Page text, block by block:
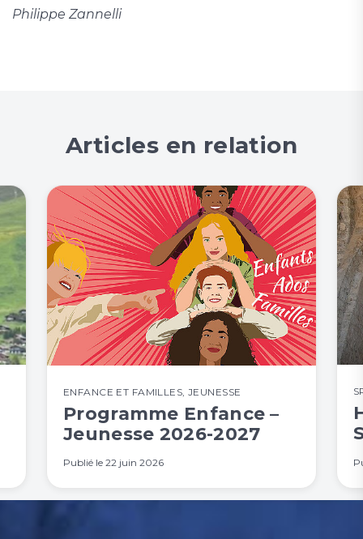
Philippe Zannelli
Articles en relation
ENFANCE ET FAMILLES ,JEUNESSE
Programme Enfance –
Jeunesse 2026-2027
Publié le 22 juin 2026